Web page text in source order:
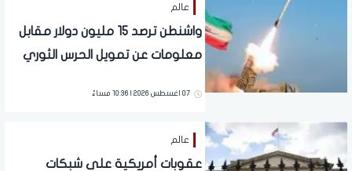
عالم
واشنطن ترصد 15 مليون دولار مقابل
معلومات عن تمويل الحرس الثوري
07 اغسطس 2026 | 10:36 مساءً
عالم
عقوبات أمريكية على شبكات